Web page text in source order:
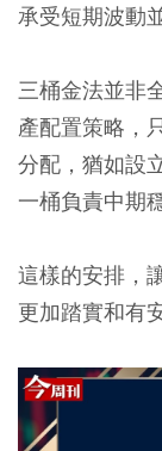
承受短期波動
三桶金法並非
產配置策略，
分配，猶如設
一桶負責中期
這樣的安排，
更加踏實和有